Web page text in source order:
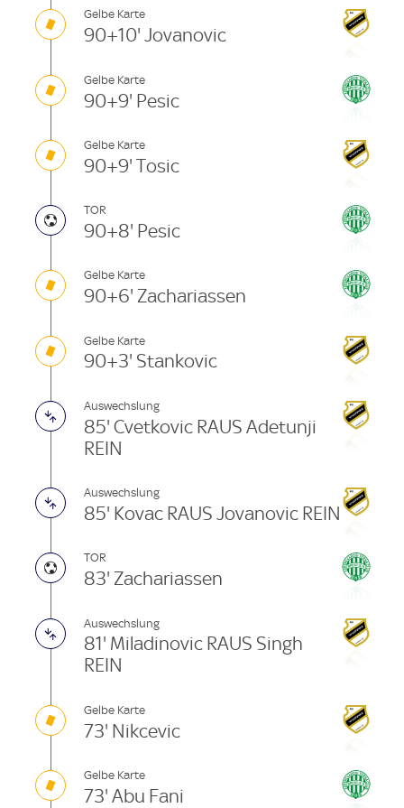
Gelbe Karte
90+10' Jovanovic
Gelbe Karte
90+9' Pesic
Gelbe Karte
90+9' Tosic
TOR
90+8' Pesic
Gelbe Karte
90+6' Zachariassen
Gelbe Karte
90+3' Stankovic
Auswechslung
85' Cvetkovic RAUS Adetunji
REIN
Auswechslung
85' Kovac RAUS Jovanovic REIN
TOR
83' Zachariassen
Auswechslung
81' Miladinovic RAUS Singh
REIN
Gelbe Karte
73' Nikcevic
Gelbe Karte
73' Abu Fani